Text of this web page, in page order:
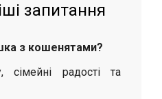
запитання
з кошенятами?
сімейні радості та